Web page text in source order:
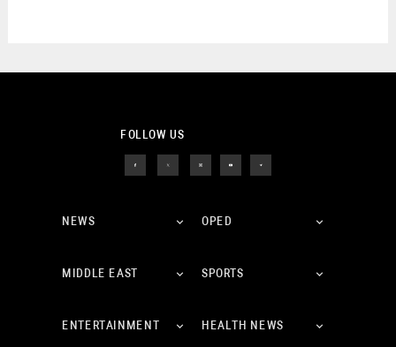
FOLLOW US
NEWS OPED
MIDDLE EAST SPORTS
ENTERTAINMENT HEALTH NEWS